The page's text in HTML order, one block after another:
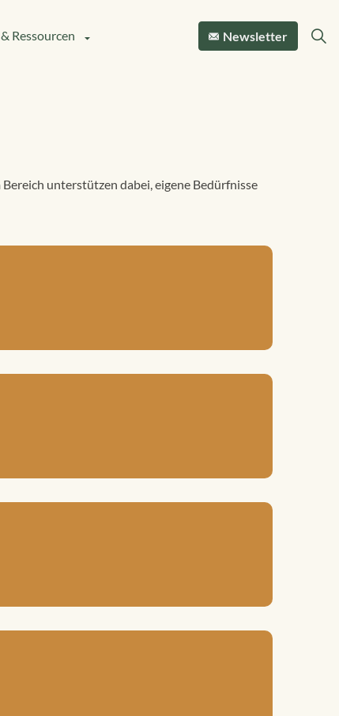
Ressourcen Newsletter
unterstützen dabei, eigene Bedürfnisse